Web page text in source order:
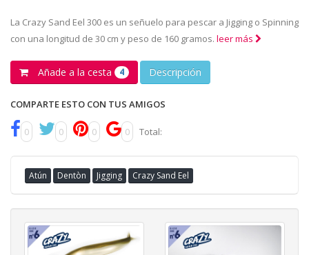
La Crazy Sand Eel 300 es un señuelo para pescar a Jigging o Spinning
con una longitud de 30 cm y peso de 160 gramos. leer más
Añade a la cesta 4 Descripción
COMPARTE ESTO CON TUS AMIGOS
0 0 0 0 Total:
Atún Dentòn Jigging Crazy Sand Eel